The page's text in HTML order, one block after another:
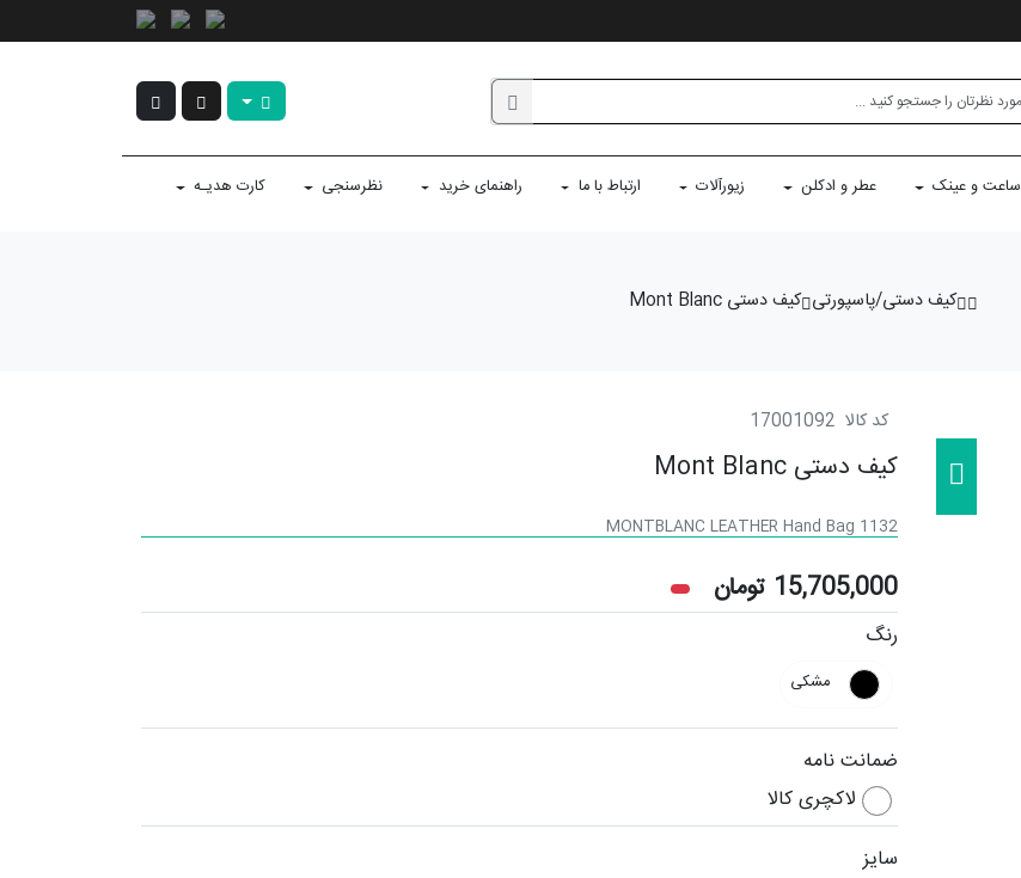
ساعت و عینک عطر و ادکلن زیورآلات ارتباط با ما راهنمای خرید نظرسنجی کارت هدیـه
کیف دستی/پاسپورتی کیف دستی Mont Blanc
کد کالا 17001092
کیف دستی Mont Blanc
MONTBLANC LEATHER Hand Bag 1132
15,705,000 تومان
رنگ
مشکی
ضمانت نامه
لاکچری کالا
سایز